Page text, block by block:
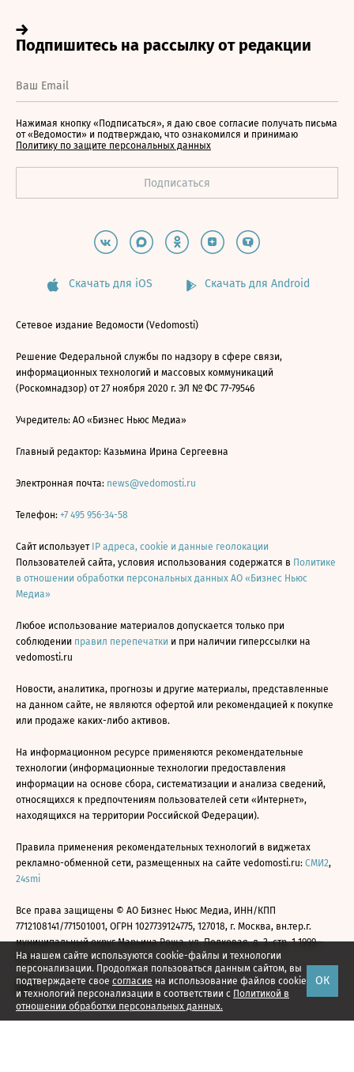
На нашем сайте используются cookie-файлы и технологии
персонализации. Продолжая пользоваться данным сайтом, вы
подтверждаете свое согласие на использование файлов cookie
и технологий персонализации в соответствии с Политикой в
отношении обработки персональных данных.
ОК
Нажимая кнопку «Подписаться», я даю свое согласие получать письма
от «Ведомости» и подтверждаю, что ознакомился и принимаю
Политику по защите персональных данных
Скачать для iOS Скачать для Android
Сетевое издание Ведомости (Vedomosti)
Решение Федеральной службы по надзору в сфере связи,
информационных технологий и массовых коммуникаций
(Роскомнадзор) от 27 ноября 2020 г. ЭЛ № ФС 77-79546
Учредитель: АО «Бизнес Ньюс Медиа»
Главный редактор: Казьмина Ирина Сергеевна
Электронная почта: news@vedomosti.ru
Телефон: +7 495 956-34-58
Сайт использует IP адреса, cookie и данные геолокации
Пользователей сайта, условия использования содержатся в Политике
в отношении обработки персональных данных АО «Бизнес Ньюс
Медиа»
Любое использование материалов допускается только при
соблюдении правил перепечатки и при наличии гиперссылки на
vedomosti.ru
Новости, аналитика, прогнозы и другие материалы, представленные
на данном сайте, не являются офертой или рекомендацией к покупке
или продаже каких-либо активов.
На информационном ресурсе применяются рекомендательные
технологии (информационные технологии предоставления
информации на основе сбора, систематизации и анализа сведений,
относящихся к предпочтениям пользователей сети «Интернет»,
находящихся на территории Российской Федерации).
Правила применения рекомендательных технологий в виджетах
рекламно-обменной сети, размещенных на сайте vedomosti.ru: СМИ2,
24smi
Все права защищены © АО Бизнес Ньюс Медиа, ИНН/КПП
7712108141/771501001, ОГРН 1027739124775, 127018, г. Москва, вн.тер.г.
муниципальный округ Марьина Роща, ул. Полковая, д. 3, стр. 1 1999—
2026